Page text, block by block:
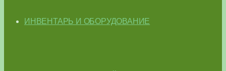
ИНВЕНТАРЬ И ОБОРУДОВАНИЕ